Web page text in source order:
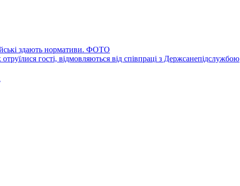
здають нормативи. ФОТО
гості, відмовляються від співпраці з Держсанепідслужбою